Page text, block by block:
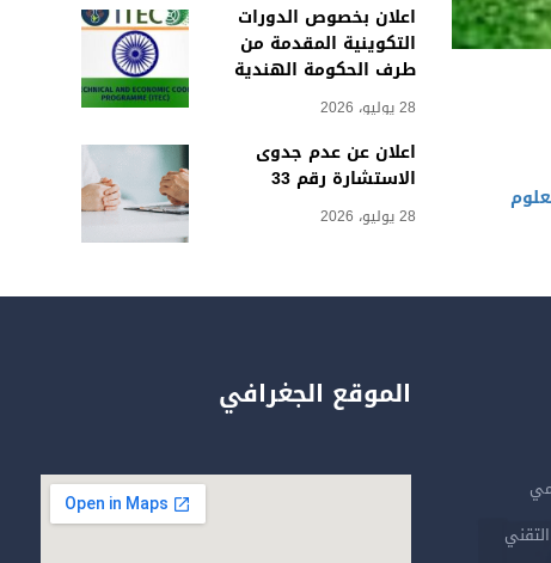
اعلان بخصوص الدورات
التكوينية المقدمة من
طرف الحكومة الهندية
28 يوليو، 2026
اعلان عن عدم جدوى
الاستشارة رقم 33
28 يوليو، 2026
الموقع الجغرافي